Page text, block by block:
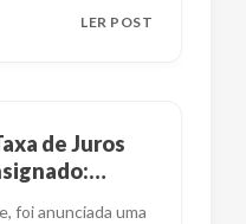
LER POST
de Juros
foi anunciada uma